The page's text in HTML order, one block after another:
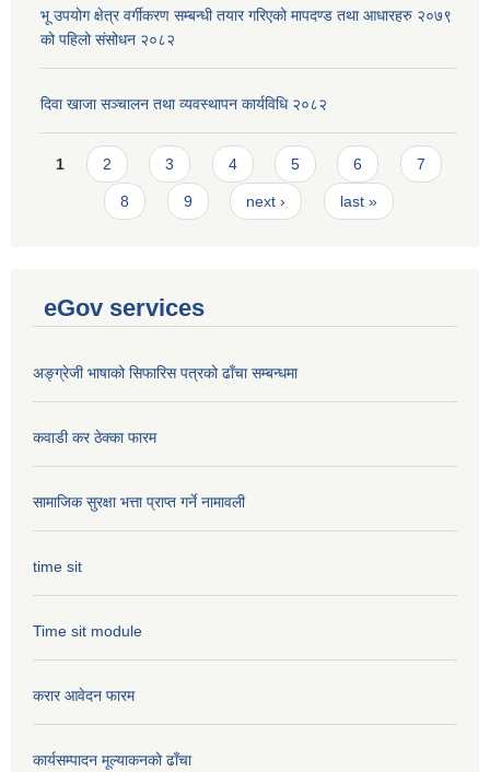
भू उपयोग क्षेत्र वर्गीकरण सम्बन्धी तयार गरिएको मापदण्ड तथा आधारहरु २०७९
को पहिलो संसोधन २०८२
दिवा खाजा सञ्चालन तथा व्यवस्थापन कार्यविधि २०८२
Pages
1 2 3 4 5 6 7
8 9 next › last »
eGov services
अङ्ग्रेजी भाषाको सिफारिस पत्रको ढाँचा सम्बन्धमा
कवाडी कर ठेक्का फारम
सामाजिक सुरक्षा भत्ता प्राप्त गर्ने नामावली
time sit
Time sit module
करार आवेदन फारम
कार्यसम्पादन मूल्या‌कनको ढाँचा